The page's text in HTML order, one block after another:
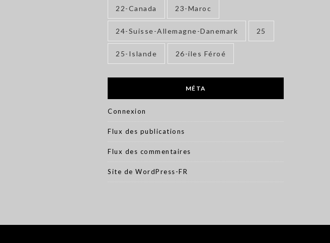
22-Canada 23-Maroc
24-Suisse-Allemagne-Danemark 25
25-Islande 26-iles Féroé
MÉTA
Connexion
Flux des publications
Flux des commentaires
Site de WordPress-FR